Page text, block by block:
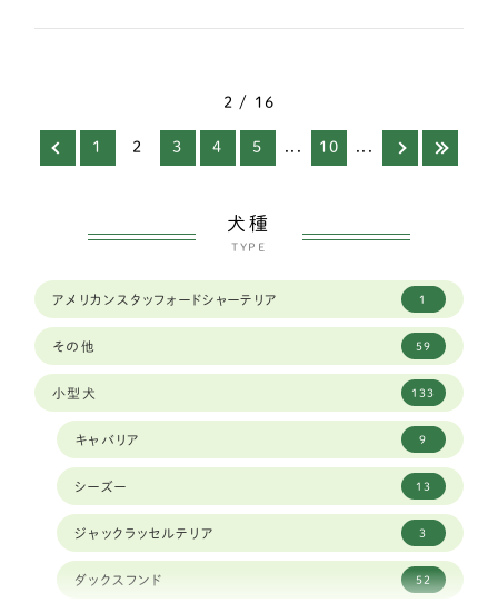
2 / 16
1 2 3 4 5 ... 10 ...
犬種
TYPE
アメリカンスタッフォードシャーテリア 1
その他 59
小型犬 133
キャバリア 9
シーズー 13
ジャックラッセルテリア 3
ダックスフンド 52